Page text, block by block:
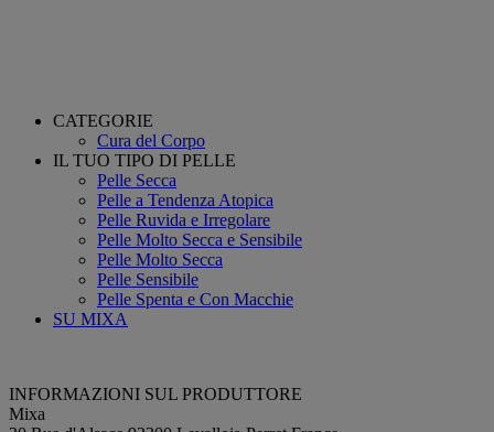
CATEGORIE
Cura del Corpo
IL TUO TIPO DI PELLE
Pelle Secca
Pelle a Tendenza Atopica
Pelle Ruvida e Irregolare
Pelle Molto Secca e Sensibile
Pelle Molto Secca
Pelle Sensibile
Pelle Spenta e Con Macchie
SU MIXA
INFORMAZIONI SUL PRODUTTORE
Mixa